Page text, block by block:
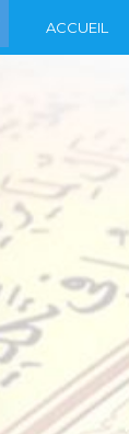
ACCUEIL